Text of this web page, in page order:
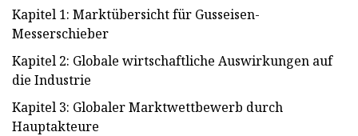
Kapitel 1: Marktübersicht für Gusseisen-
Messerschieber
Kapitel 2: Globale wirtschaftliche Auswirkungen auf
die Industrie
Kapitel 3: Globaler Marktwettbewerb durch
Hauptakteure